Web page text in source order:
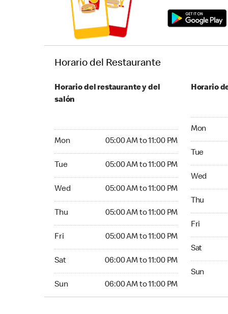
Horario del Restaurante
Horario del restaurante y del
salón
Mon 05:00 AM to 11:00 PM
Tue 05:00 AM to 11:00 PM
Wed 05:00 AM to 11:00 PM
Thu 05:00 AM to 11:00 PM
Fri 05:00 AM to 11:00 PM
Sat 06:00 AM to 11:00 PM
Sun 06:00 AM to 11:00 PM
Horario
Mon
Tue
Wed
Thu
Fri
Sat
Sun